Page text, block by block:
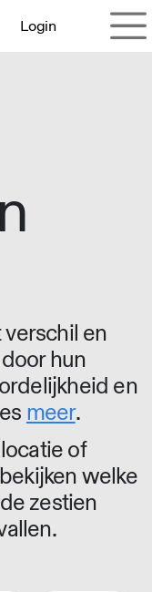
Login
en
hun
en
meer.
of
welke
zestien